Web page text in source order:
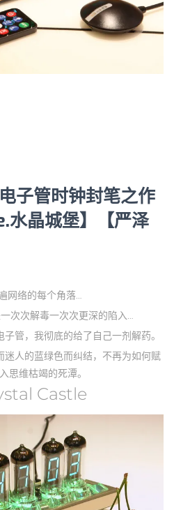
子管时钟封笔之作
水晶城堡】【严泽
网络的每个角落…
次次解毒一次次更深的陷入…
管，我彻底的给了自己一剂解药。
迷人的蓝绿色而纠结，不再为如何赋
思维枯竭的死潭。
Castle